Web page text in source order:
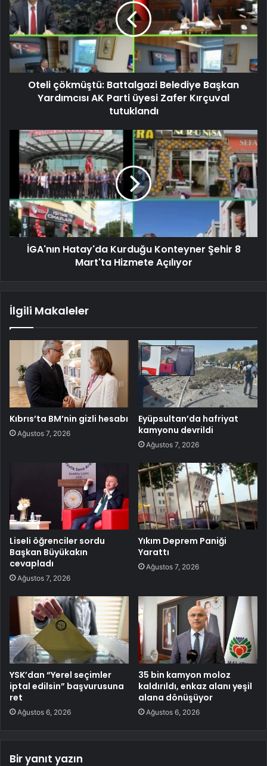
Oteli çökmüştü: Battalgazi Belediye Başkan
Yardımcısı AK Parti üyesi Zafer Kırçuval
tutuklandı
İGA'nın Hatay'da Kurduğu Konteyner Şehir 8
Mart'ta Hizmete Açılıyor
İlgili Makaleler
Kıbrıs’ta BM’nin gizli hesabı
Ağustos 7, 2026
Eyüpsultan’da hafriyat
kamyonu devrildi
Ağustos 7, 2026
Liseli öğrenciler sordu
Başkan Büyükakın
cevapladı
Ağustos 7, 2026
Yıkım Deprem Paniği
Yarattı
Ağustos 7, 2026
YSK’dan “Yerel seçimler
iptal edilsin” başvurusuna
ret
Ağustos 6, 2026
35 bin kamyon moloz
kaldırıldı, enkaz alanı yeşil
alana dönüşüyor
Ağustos 6, 2026
Bir yanıt yazın